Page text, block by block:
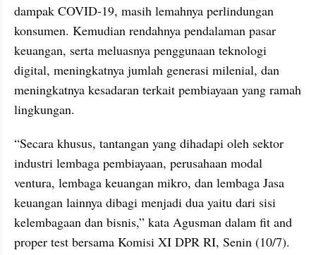
dampak COVID-19, masih lemahnya perlindungan
konsumen. Kemudian rendahnya pendalaman pasar
keuangan, serta meluasnya penggunaan teknologi
digital, meningkatnya jumlah generasi milenial, dan
meningkatnya kesadaran terkait pembiayaan yang ramah
lingkungan.
“Secara khusus, tantangan yang dihadapi oleh sektor
industri lembaga pembiayaan, perusahaan modal
ventura, lembaga keuangan mikro, dan lembaga Jasa
keuangan lainnya dibagi menjadi dua yaitu dari sisi
kelembagaan dan bisnis,” kata Agusman dalam fit and
proper test bersama Komisi XI DPR RI, Senin (10/7).